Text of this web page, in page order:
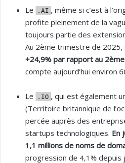
Le .AI , même si c’est à
profite pleinement de la
toujours partie des
Au 2ème trimestre de
+24,9% par rapport au
compte aujourd’hui environ
Le .IO , qui est également
(Territoire britannique de
percée auprès des
startups technologiques. En
1,1 millions de noms de
progression de 4,1% depuis